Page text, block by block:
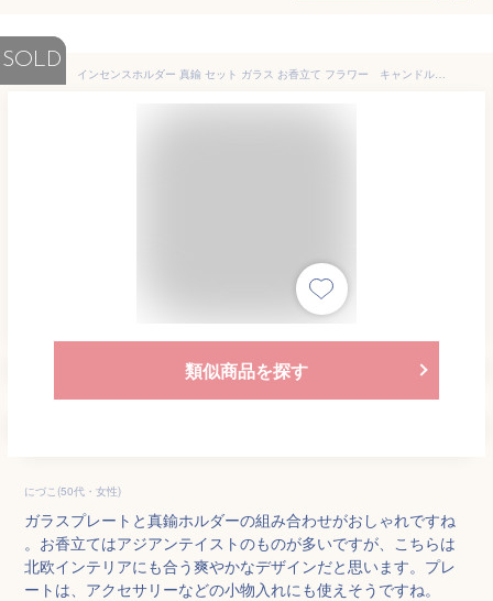
SOLD
インセンスホルダー 真鍮 セット ガラス お香立て フラワー キャンドルホルダー クリア 透明 即納 北欧 韓国 インテリア 雑貨
類似商品を探す
にづこ(50代・女性)
ガラスプレートと真鍮ホルダーの組み合わせがおしゃれですね
。お香立てはアジアンテイストのものが多いですが、こちらは
北欧インテリアにも合う爽やかなデザインだと思います。プレ
ートは、アクセサリーなどの小物入れにも使えそうですね。